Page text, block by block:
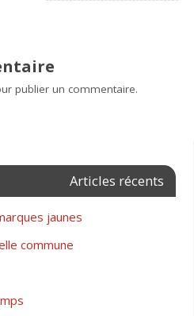
publier un commentaire.
Articles récents
jaunes
commune